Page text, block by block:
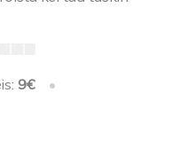
9€
•